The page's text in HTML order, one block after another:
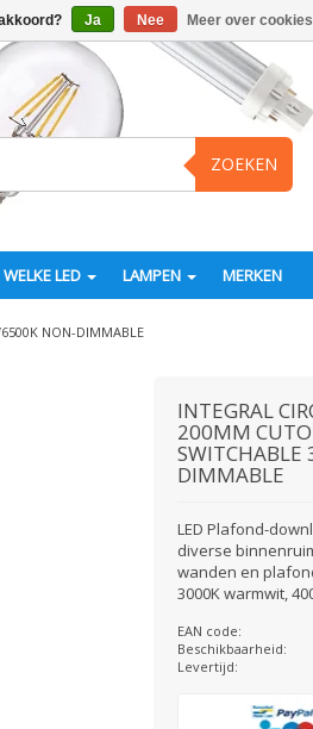
ZOEKEN
WELKE LED LAMPEN MERKEN
NON-DIMMABLE
INTEGRAL
200MM
DIMMABLE
LED Plafond-
diverse
wanden en
3000K warmwit,
EAN code:
Beschikbaarheid:
Levertijd:
Ja Nee Meer over